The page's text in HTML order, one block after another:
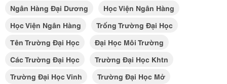
Ngân Hàng Đại Dương
Học Viện Ngân Hàng
Học Viện Ngân Hàng
Trống Trường Đại Học
Tên Trường Đại Học
Đại Học Môi Trường
Các Trường Đại Học
Trường Đại Học Khtn
Trường Đại Học Vinh
Trường Đại Học Mở